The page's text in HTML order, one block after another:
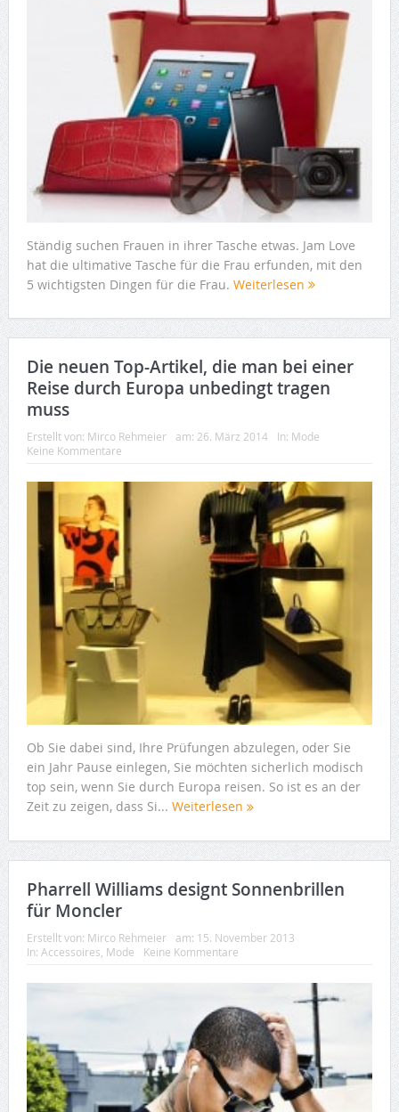
Ständig suchen Frauen in ihrer Tasche etwas. Jam Love
hat die ultimative Tasche für die Frau erfunden, mit den
5 wichtigsten Dingen für die Frau. Weiterlesen
Die neuen Top-Artikel, die man bei einer
Reise durch Europa unbedingt tragen
muss
Erstellt von: Mirco Rehmeier am: 26. März 2014 In: Mode
Keine Kommentare
Ob Sie dabei sind, Ihre Prüfungen abzulegen, oder Sie
ein Jahr Pause einlegen, Sie möchten sicherlich modisch
top sein, wenn Sie durch Europa reisen. So ist es an der
Zeit zu zeigen, dass Si... Weiterlesen
Pharrell Williams designt Sonnenbrillen
für Moncler
Erstellt von: Mirco Rehmeier am: 15. November 2013
In: Accessoires Mode Keine Kommentare